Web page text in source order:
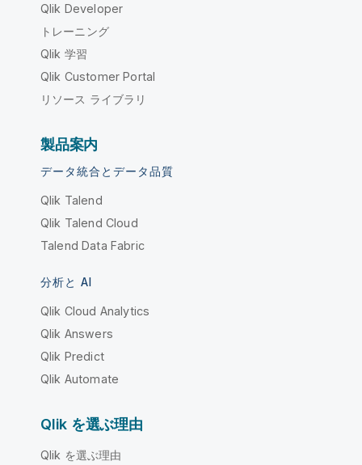
Qlik Developer
トレーニング
Qlik 学習
Qlik Customer Portal
リソース ライブラリ
製品案内
データ統合とデータ品質
Qlik Talend
Qlik Talend Cloud
Talend Data Fabric
分析と AI
Qlik Cloud Analytics
Qlik Answers
Qlik Predict
Qlik Automate
Qlik を選ぶ理由
Qlik を選ぶ理由